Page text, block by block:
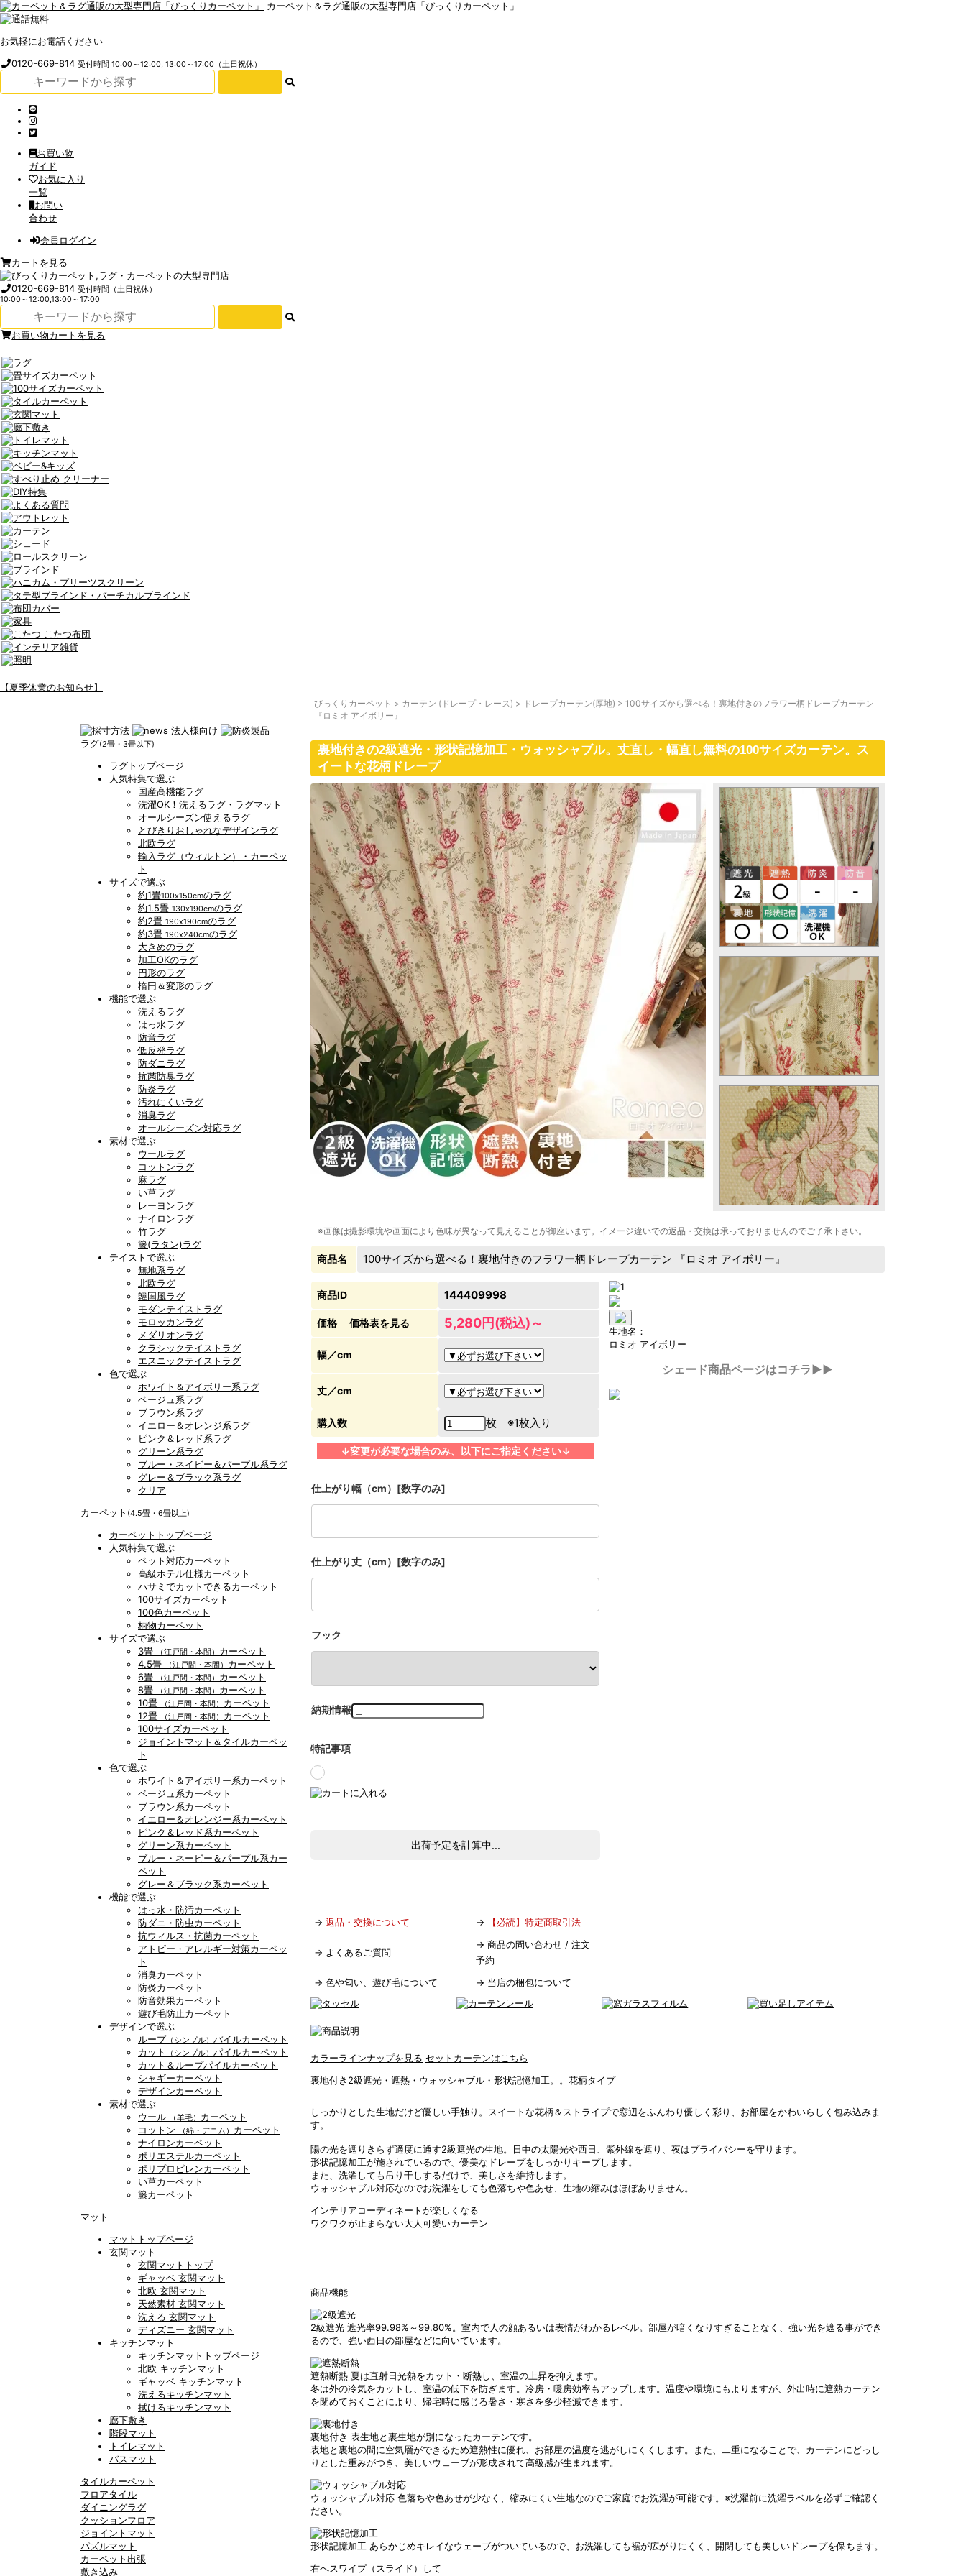
カーペット＆ラグ通販の大型専門店「びっくりカーペット」
お気軽にお電話ください
0120-669-814受付時間 10:00～12:00, 13:00～17:00（土日祝休）
お買い物
ガイド
お気に入り
一覧
お問い
合わせ
会員ログイン
カートを見る
0120-669-814受付時間（土日祝休）
10:00～12:00,13:00～17:00
お買い物カートを見る
【夏季休業のお知らせ】
ラグ(2畳・3畳以下)
ラグトップページ
人気特集で選ぶ
国産高機能ラグ
洗濯OK！洗えるラグ・ラグマット
オールシーズン使えるラグ
とびきりおしゃれなデザインラグ
北欧ラグ
輸入ラグ（ウィルトン）・カーペッ
ト
サイズで選ぶ
約1畳100x150cmのラグ
約1.5畳 130x190cmのラグ
約2畳 190x190cmのラグ
約3畳 190x240cmのラグ
大きめのラグ
加工OKのラグ
円形のラグ
楕円＆変形のラグ
機能で選ぶ
洗えるラグ
はっ水ラグ
防音ラグ
低反発ラグ
防ダニラグ
抗菌防臭ラグ
防炎ラグ
汚れにくいラグ
消臭ラグ
オールシーズン対応ラグ
素材で選ぶ
ウールラグ
コットンラグ
麻ラグ
い草ラグ
レーヨンラグ
ナイロンラグ
竹ラグ
籐(ラタン)ラグ
テイストで選ぶ
無地系ラグ
北欧ラグ
韓国風ラグ
モダンテイストラグ
モロッカンラグ
メダリオンラグ
クラシックテイストラグ
エスニックテイストラグ
色で選ぶ
ホワイト＆アイボリー系ラグ
ベージュ系ラグ
ブラウン系ラグ
イエロー＆オレンジ系ラグ
ピンク＆レッド系ラグ
グリーン系ラグ
ブルー・ネイビー＆パープル系ラグ
グレー＆ブラック系ラグ
クリア
カーペット (4.5畳・6畳以上)
カーペットトップページ
人気特集で選ぶ
ペット対応カーペット
高級ホテル仕様カーペット
ハサミでカットできるカーペット
100サイズカーペット
100色カーペット
柄物カーペット
サイズで選ぶ
3畳
（江戸間・本間） カーペット
4.5畳
（江戸間・本間） カーペット
6畳
（江戸間・本間） カーペット
8畳
（江戸間・本間） カーペット
10畳
（江戸間・本間） カーペット
12畳
（江戸間・本間） カーペット
100サイズカーペット
ジョイントマット＆タイルカーペッ
ト
色で選ぶ
ホワイト＆アイボリー系カーペット
ベージュ系カーペット
ブラウン系カーペット
イエロー＆オレンジー系カーペット
ピンク＆レッド系カーペット
グリーン系カーペット
ブルー・ネービー＆パープル系カー
ペット
グレー＆ブラック系カーペット
機能で選ぶ
はっ水・防汚カーペット
防ダニ・防虫カーペット
抗ウィルス・抗菌カーペット
アトピー・アレルギー対策カーペッ
ト
消臭カーペット
防炎カーペット
防音効果カーペット
遊び毛防止カーペット
デザインで選ぶ
ループ （シンプル） パイルカーペット
カット
（シンプル） パイルカーペット
カット＆ループパイルカーペット
シャギーカーペット
デザインカーペット
素材で選ぶ
ウール
（羊毛） カーペット
コットン
（綿・デニム） カーペット
ナイロンカーペット
ポリエステルカーペット
ポリプロピレンカーペット
い草カーペット
籐カーペット
マット
マットトップページ
玄関マット
玄関マットトップ
ギャッベ 玄関マット
北欧 玄関マット
天然素材 玄関マット
洗える 玄関マット
ディズニー 玄関マット
キッチンマット
キッチンマットトップページ
北欧 キッチンマット
ギャッベ キッチンマット
洗えるキッチンマット
拭けるキッチンマット
廊下敷き
階段マット
トイレマット
バスマット
タイルカーペット
フロアタイル
ダイニングラグ
クッションフロア
ジョイントマット
パズルマット
カーペット出張
敷き込み
びっくりカーペット > カーテン (ドレープ・レース) > ドレープカーテン(厚地) > 100サイズから選べる！裏地付きのフラワー柄ドレープカーテン
『ロミオ アイボリー』
裏地付きの2級遮光・形状記憶加工・ウォッシャブル。丈直し・幅直し無料の100サイズカーテン。ス
イートな花柄ドレープ
※画像は撮影環境や画面により色味が異なって見えることが御座います。イメージ違いでの返品・交換は承っておりませんのでご了承下さい。
商品名 100サイズから選べる！裏地付きのフラワー柄ドレープカーテン 『ロミオ アイボリー』
商品ID 144409998
価格 価格表を見る 5,280円(税込)～
幅／cm
丈／cm
購入数 枚 ※1枚入り
↓変更が必要な場合のみ、以下にご指定ください↓
仕上がり幅（cm）[数字のみ]
仕上がり丈（cm）[数字のみ]
フック
納期情報
特記事項
出荷予定を計算中...
→ 返品・交換について → 【必読】特定商取引法
→ よくあるご質問
→ 商品の問い合わせ / 注文
予約
→ 色や匂い、遊び毛について → 当店の梱包について
生地名：
ロミオ アイボリー
シェード商品ページはコチラ▶▶
カラーラインナップを見る セットカーテンはこちら
裏地付き2級遮光・遮熱・ウォッシャブル・形状記憶加工。。花柄タイプ
しっかりとした生地だけど優しい手触り。スイートな花柄＆ストライプで窓辺をふんわり優しく彩り、お部屋をかわいらしく包み込みま
す。
陽の光を遮りきらず適度に通す2級遮光の生地。日中の太陽光や西日、紫外線を遮り、夜はプライバシーを守ります。
形状記憶加工が施されているので、優美なドレープをしっかりキープします。
また、洗濯しても吊り干しするだけで、美しさを維持します。
ウォッシャブル対応なのでお洗濯をしても色落ちや色あせ、生地の縮みはほぼありません。
インテリアコーディネートが楽しくなる
ワクワクが止まらない大人可愛いカーテン
商品機能
2級遮光 遮光率99.98%～99.80%。室内で人の顔あるいは表情がわかるレベル。部屋が暗くなりすぎることなく、強い光を遮る事ができ
るので、強い西日の部屋などに向いています。
遮熱断熱 夏は直射日光熱をカット・断熱し、室温の上昇を抑えます。
冬は外の冷気をカットし、室温の低下を防ぎます。冷房・暖房効率もアップします。温度や環境にもよりますが、外出時に遮熱カーテン
を閉めておくことにより、帰宅時に感じる暑さ・寒さを多少軽減できます。
裏地付き 表生地と裏生地が別になったカーテンです。
表地と裏地の間に空気層ができるため遮熱性に優れ、お部屋の温度を逃がしにくくします。また、二重になることで、カーテンにどっし
りとした重みがつき、美しいウェーブが形成されて高級感が生まれます。
ウォッシャブル対応 色落ちや色あせが少なく、縮みにくい生地なのでご家庭でお洗濯が可能です。※洗濯前に洗濯ラベルを必ずご確認く
ださい。
形状記憶加工 あらかじめキレイなウェーブがついているので、お洗濯しても裾が広がりにくく、開閉しても美しいドレープを保ちます。
右へスワイプ（スライド）して